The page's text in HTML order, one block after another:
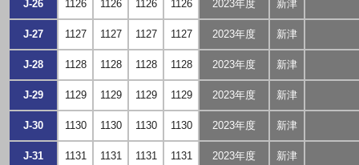
J-26 1126 1126 1126 1126 2023年度 新津
J-27 1127 1127 1127 1127 2023年度 新津
J-28 1128 1128 1128 1128 2023年度 新津
J-29 1129 1129 1129 1129 2023年度 新津
J-30 1130 1130 1130 1130 2023年度 新津
J-31 1131 1131 1131 1131 2023年度 新津